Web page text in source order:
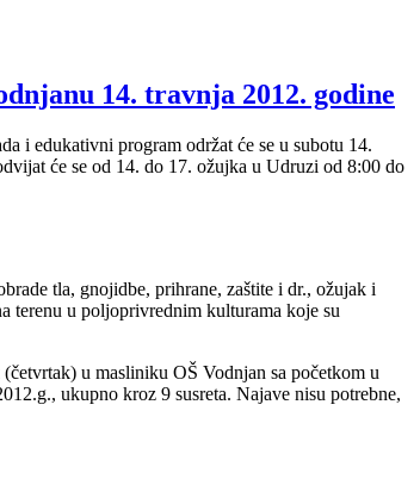
14. travnja 2012. godine
i edukativni program održat će se u subotu 14.
će se od 14. do 17. ožujka u Udruzi od 8:00 do
tla, gnojidbe, prihrane, zaštite i dr., ožujak i
terenu u poljoprivrednim kulturama koje su
u masliniku OŠ Vodnjan sa početkom u
ukupno kroz 9 susreta. Najave nisu potrebne,